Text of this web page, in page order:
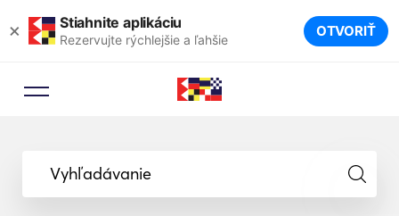
× Stiahnite aplikáciu
Rezervujte rýchlejšie a ľahšie OTVORIŤ
Vyhľadávanie